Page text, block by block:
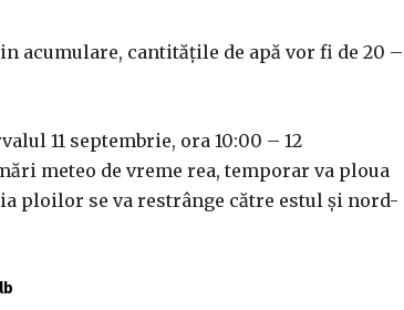
acumulare, cantităţile de apă vor fi de 20 –
11 septembrie, ora 10:00 – 12
meteo de vreme rea, temporar va ploua
ploilor se va restrânge către estul şi nord-